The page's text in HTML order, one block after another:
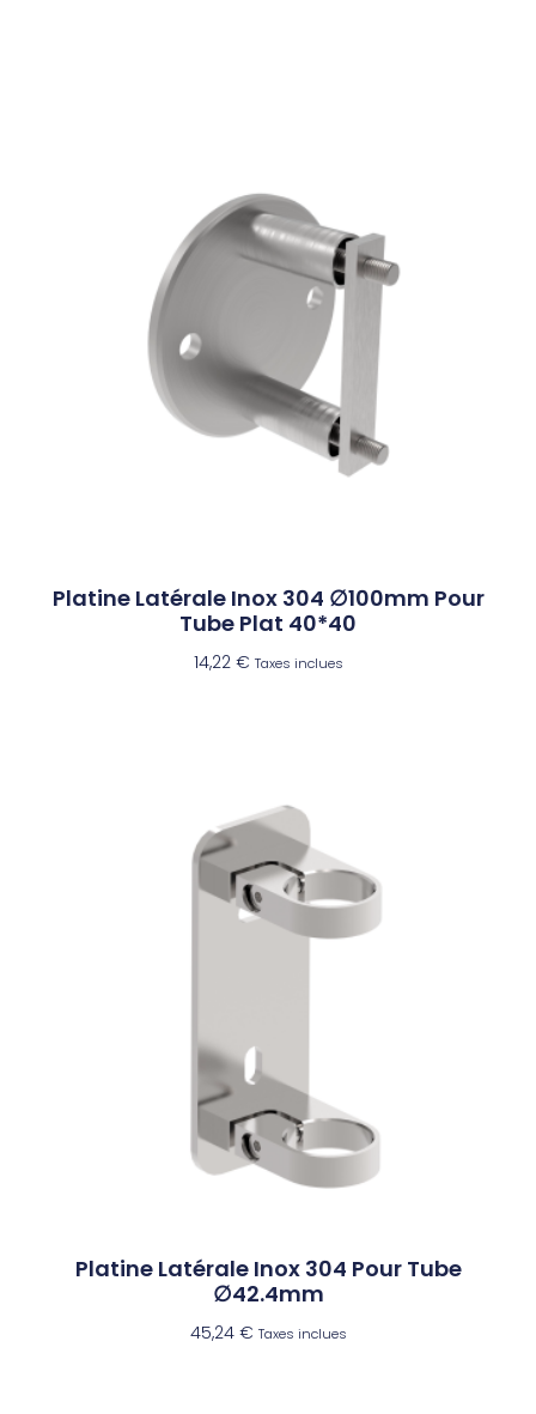
Platine Latérale Inox 304 ∅100mm Pour
Tube Plat 40*40
14,22 € Taxes inclues
Platine Latérale Inox 304 Pour Tube
∅42.4mm
45,24 € Taxes inclues